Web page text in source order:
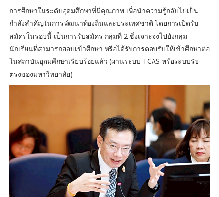
การศึกษาในระดับอุดมศึกษาที่มีคุณภาพ เพื่อนำความรู้กลับไปเป็น
กำลังสำคัญในการพัฒนาท้องถิ่นและประเทศชาติ โดยการเปิดรับ
สมัครในรอบนี้ เป็นการรับสมัคร กลุ่มที่ 2 ซึ่งเจาะจงไปยังกลุ่ม
นักเรียนที่สามารถสอบเข้าศึกษา หรือได้รับการตอบรับให้เข้าศึกษาต่อ
ในสถาบันอุดมศึกษาเรียบร้อยแล้ว (ผ่านระบบ TCAS หรือระบบรับ
ตรงของมหาวิทยาลัย)